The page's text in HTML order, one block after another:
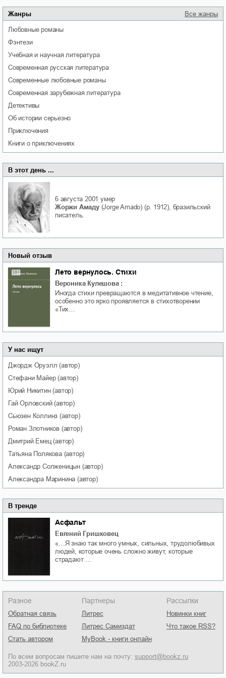
Жанры Все жанры
любовные романы
фэнтези
учебная и научная литература
современная русская литература
современные любовные романы
современная зарубежная литература
детективы
об истории серьезно
приключения
книги о приключениях
В этот день ...
6 августа 2001 умер
Жоржи Амаду(Jorge Amado) (р. 1912), бразильский
писатель.
Новый отзыв
Лето вернулось. Стихи
Вероника Кулешова :
Иногда стихи превращаются в медитативное чтение,
особенно это ярко проявляется в стихотворении
«Тих…
У нас ищут
Джордж Оруэлл (автор)
Стефани Майер(автор)
Юрий Никитин(автор)
Гай Орловский(автор)
Сьюзен Коллинз (автор)
Роман Злотников (автор)
Дмитрий Емец(автор)
Татьяна Полякова(автор)
Александр Солженицын (автор)
Александра Маринина (автор)
В тренде
Асфальт
Евгений Гришковец
«…Я знаю так много умных, сильных, трудолюбивых
людей, которые очень сложно живут, которые
страдают …
Разное
Обратная связь
FAQ по библиотеке
Стать автором
Партнеры
Литрес
Литрес Самиздат
MyBook - книги онлайн
Рассылки
Новинки книг
Что такое RSS?
По всем вопросам пишите нам на почту: support@bookz.ru
2003-2026 bookZ.ru